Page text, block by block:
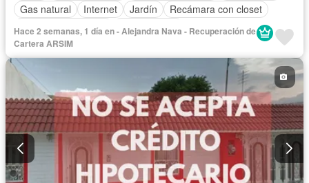
Gas natural
Internet Jardín
Recámara con closet
Televisión por cable
Sin amueblar
Hace 2 semanas, 1 día en - Alejandra Nava - Recuperación de
Cartera ARSIM